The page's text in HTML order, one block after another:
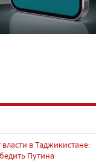
власти в Таджикистане:
Путина